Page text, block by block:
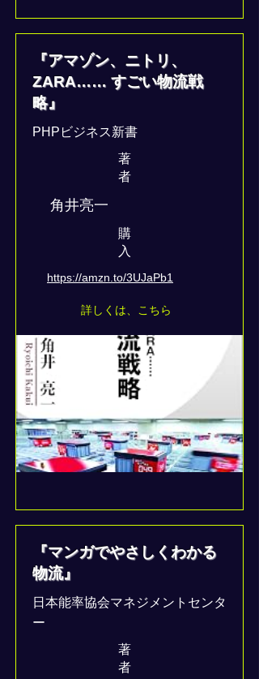
『アマゾン、ニトリ、
ZARA…… すごい物流戦
略』
PHPビジネス新書
著
者
角井亮一
​購
入
https://amzn.to/3UJaPb1
詳しくは、こちら
『マンガでやさしくわかる
物流』
日本能率協会マネジメントセンタ
ー
著
者